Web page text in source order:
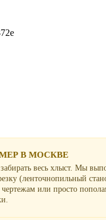
В МОСКВЕ
забирать весь хлыст. Мы
(ленточнопильный
или просто